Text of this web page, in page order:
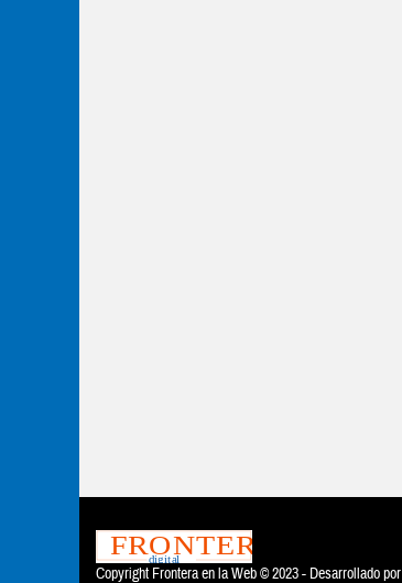
Copyright Frontera en la Web © 2023 - Desarrollado por